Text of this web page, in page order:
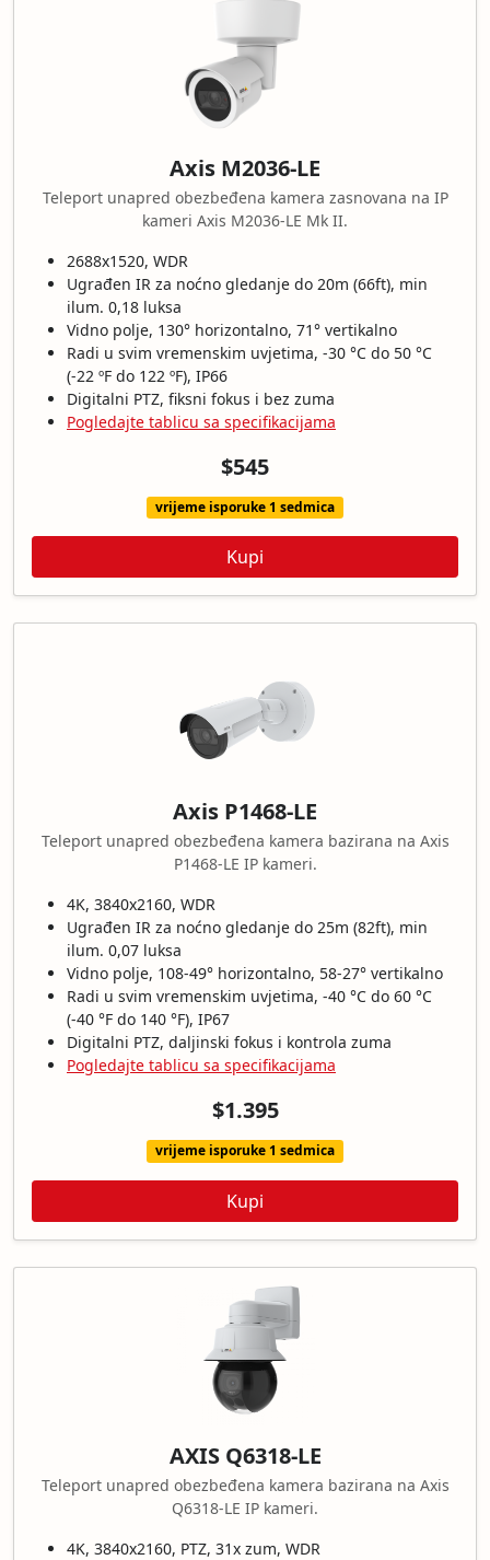
Axis M2036-LE
Teleport unapred obezbeđena kamera zasnovana na IP
kameri Axis M2036-LE Mk II.
2688x1520, WDR
Ugrađen IR za noćno gledanje do 20m (66ft), min
ilum. 0,18 luksa
Vidno polje, 130° horizontalno, 71° vertikalno
Radi u svim vremenskim uvjetima, -30 °C do 50 °C
(-22 ºF do 122 ºF), IP66
Digitalni PTZ, fiksni fokus i bez zuma
Pogledajte tablicu sa specifikacijama
$545
vrijeme isporuke 1 sedmica
Kupi
Axis P1468-LE
Teleport unapred obezbeđena kamera bazirana na Axis
P1468-LE IP kameri.
4K, 3840x2160, WDR
Ugrađen IR za noćno gledanje do 25m (82ft), min
ilum. 0,07 luksa
Vidno polje, 108-49° horizontalno, 58-27° vertikalno
Radi u svim vremenskim uvjetima, -40 °C do 60 °C
(-40 °F do 140 °F), IP67
Digitalni PTZ, daljinski fokus i kontrola zuma
Pogledajte tablicu sa specifikacijama
$1.395
vrijeme isporuke 1 sedmica
Kupi
AXIS Q6318-LE
Teleport unapred obezbeđena kamera bazirana na Axis
Q6318-LE IP kameri.
4K, 3840x2160, PTZ, 31x zum, WDR